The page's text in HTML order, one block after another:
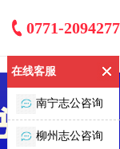
0771-2094277
在线客服
南宁志公咨询
柳州志公咨询